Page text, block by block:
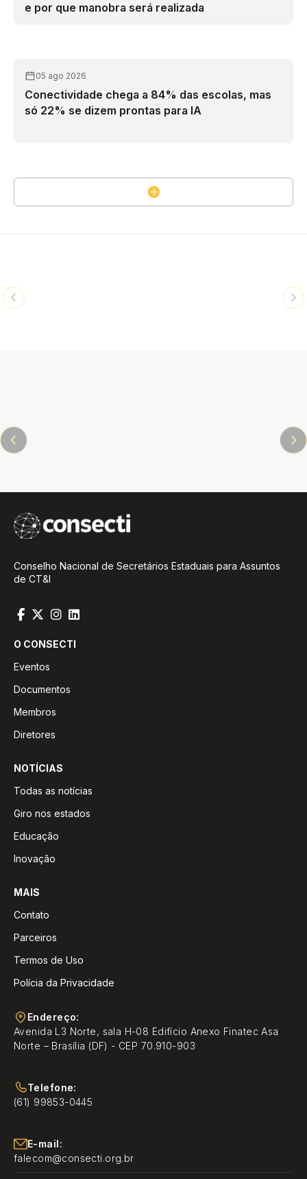
e por que manobra será realizada
05 ago 2026
Conectividade chega a 84% das escolas, mas
só 22% se dizem prontas para IA
Conselho Nacional de Secretários Estaduais para Assuntos
de CT&I
O CONSECTI
Eventos
Documentos
Membros
Diretores
NOTÍCIAS
Todas as notícias
Giro nos estados
Educação
Inovação
MAIS
Contato
Parceiros
Termos de Uso
Polícia da Privacidade
Endereço:
Avenida L3 Norte, sala H-08 Edifício Anexo Finatec Asa
Norte – Brasília (DF) - CEP 70.910-903
Telefone:
(61) 99853-0445
E-mail:
falecom@consecti.org.br